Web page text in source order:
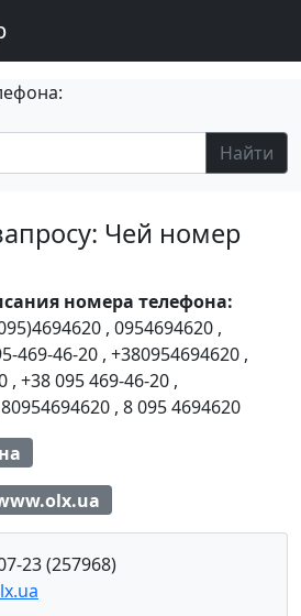
Найти
Чей номер
номера телефона:
, 0954694620 ,
469-46-20 , +380954694620 ,
, +38 095 469-46-20 ,
80954694620 , 8 095 4694620
23 (257968)